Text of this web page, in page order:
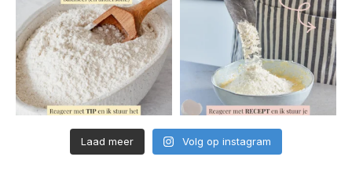
Laad meer Volg op instagram